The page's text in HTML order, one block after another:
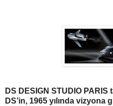
DS DESIGN STUDIO
DS’in, 1965 yılında